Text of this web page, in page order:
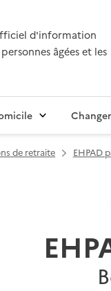
d'information
âgées et les
de retraite EHPAD